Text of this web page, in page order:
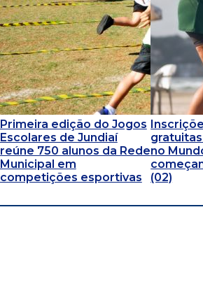
Primeira edição do Jogos
Escolares de Jundiaí
reúne 750 alunos da Rede
Municipal em
competições esportivas
no
(02)